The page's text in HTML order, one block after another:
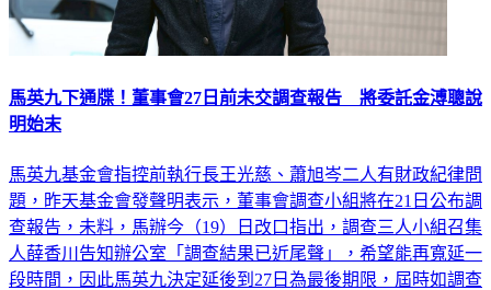
馬英九下通牒！董事會27日前未交調查報告 將委託金溥聰說
明始末
馬英九基金會指控前執行長王光慈、蕭旭岑二人有財政紀律問
題，昨天基金會發聲明表示，董事會調查小組將在21日公布調
查報告，未料，馬辦今（19）日改口指出，調查三人小組召集
人薛香川告知辦公室「調查結果已近尾聲」，希望能再寬延一
段時間，因此馬英九決定延後到27日為最後期限，屆時如調查